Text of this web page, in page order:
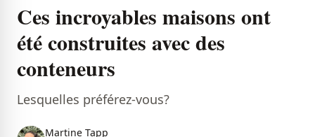
Ces incroyables maisons ont
été construites avec des
conteneurs
Lesquelles préférez-vous?
Martine Tapp